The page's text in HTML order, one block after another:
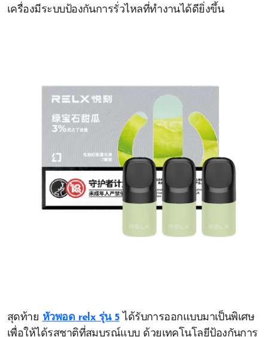
เครื่องมีระบบป้องกันการรั่วไหลที่ทำงานได้ดียิ่งขึ้น
สุดท้าย หัวพอด relx รุ่น 5ได้รับการออกแบบมาเป็นพิเศษ
เพื่อให้ได้รสชาติที่สมบูรณ์แบบ ด้วยเทคโนโลยีป้องกันการ